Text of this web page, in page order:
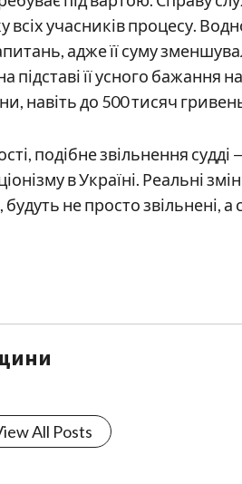
всіх учасників процесу.
адже її суму
підставі її усного
навіть до 500 тисяч
подібне звільнення
в Україні. Реальні
не просто звільнені, а
All Posts